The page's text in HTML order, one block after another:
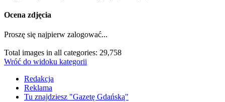
Ocena zdjęcia
Proszę się najpierw zalogować...
Total images in all categories: 29,758
Wróć do widoku kategorii
Redakcja
Reklama
Tu znajdziesz "Gazetę Gdańską"